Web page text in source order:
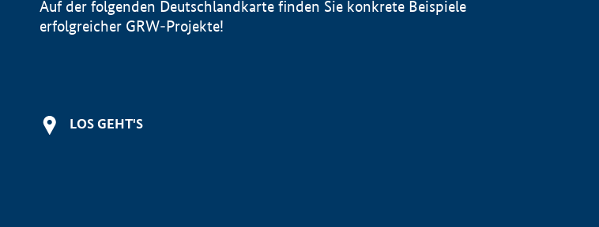
Auf der folgenden Deutschlandkarte finden Sie konkrete Beispiele
erfolgreicher GRW-Projekte!
LOS GEHT'S